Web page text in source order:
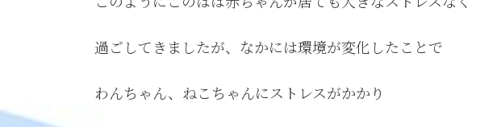
過ごしてきましたが、なかには環境が変化したことで
わんちゃん、ねこちゃんにストレスがかかり